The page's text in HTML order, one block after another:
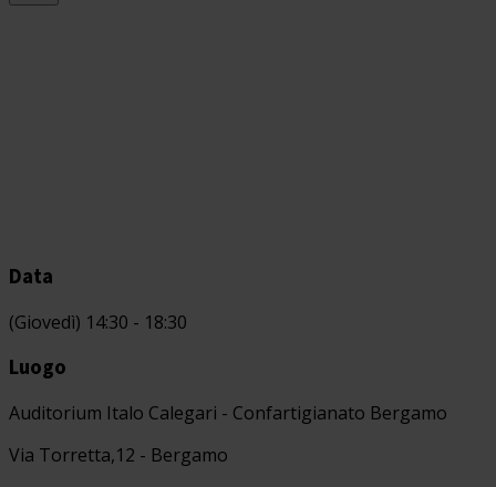
Data
(Giovedì) 14:30 - 18:30
Luogo
Auditorium Italo Calegari - Confartigianato Bergamo
Via Torretta,12 - Bergamo